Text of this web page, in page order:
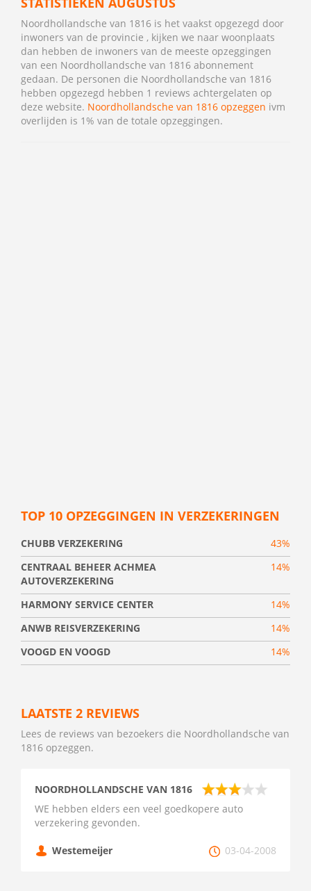
Noordhollandsche van 1816 is het vaakst opgezegd door
inwoners van de provincie , kijken we naar woonplaats
dan hebben de inwoners van de meeste opzeggingen
van een Noordhollandsche van 1816 abonnement
gedaan. De personen die Noordhollandsche van 1816
hebben opgezegd hebben 1 reviews achtergelaten op
deze website. Noordhollandsche van 1816 opzeggen ivm
overlijden is 1% van de totale opzeggingen.
TOP 10 OPZEGGINGEN IN VERZEKERINGEN
CHUBB VERZEKERING
43%
CENTRAAL BEHEER ACHMEA
AUTOVERZEKERING
14%
HARMONY SERVICE CENTER
14%
ANWB REISVERZEKERING
14%
VOOGD EN VOOGD
14%
LAATSTE 2 REVIEWS
Lees de reviews van bezoekers die Noordhollandsche van
1816 opzeggen.
NOORDHOLLANDSCHE VAN 1816
WE hebben elders een veel goedkopere auto
verzekering gevonden.
Westemeijer 03-04-2008